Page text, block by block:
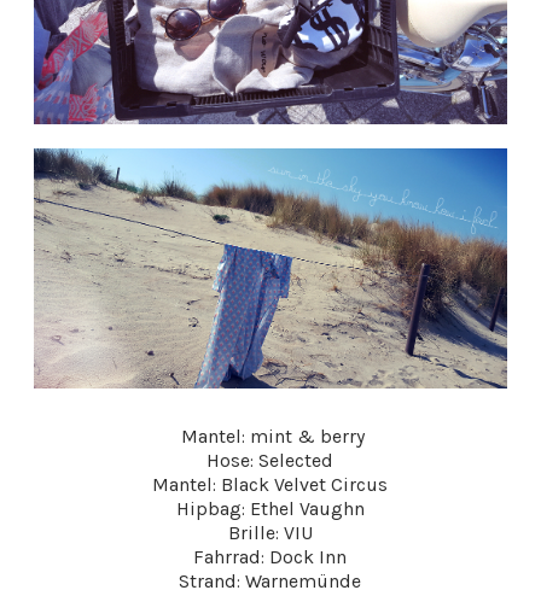
Mantel: mint & berry
Hose: Selected
Mantel: Black Velvet Circus
Hipbag: Ethel Vaughn
Brille: VIU
Fahrrad: Dock Inn
Strand: Warnemünde